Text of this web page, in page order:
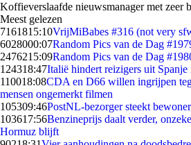
Koffieverslaafde nieuwsmanager met zeer
Meest gelezen
7161815:10VrijMiBabes #316 (not very
6028000:07Random Pics van de Dag
2476215:09Random Pics van de Dag
124318:47Italië hindert reizigers uit Spanje
110018:08CDA en D66 willen ingrijpen
mensen ongemerkt filmen
105309:46PostNL-bezorger steekt
103617:56Benzineprijs daalt verder,
Hormuz blijft